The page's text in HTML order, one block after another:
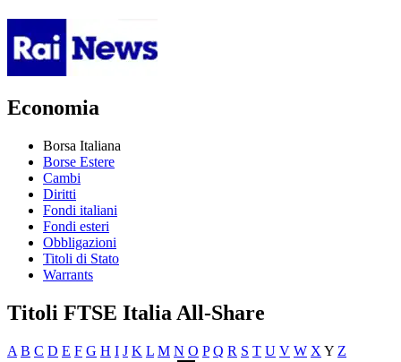
Economia
Borsa Italiana
Borse Estere
Cambi
Diritti
Fondi italiani
Fondi esteri
Obbligazioni
Titoli di Stato
Warrants
Titoli FTSE Italia All-Share
A B C D E F G H I J K L M N O P Q R S T U V W X Y Z